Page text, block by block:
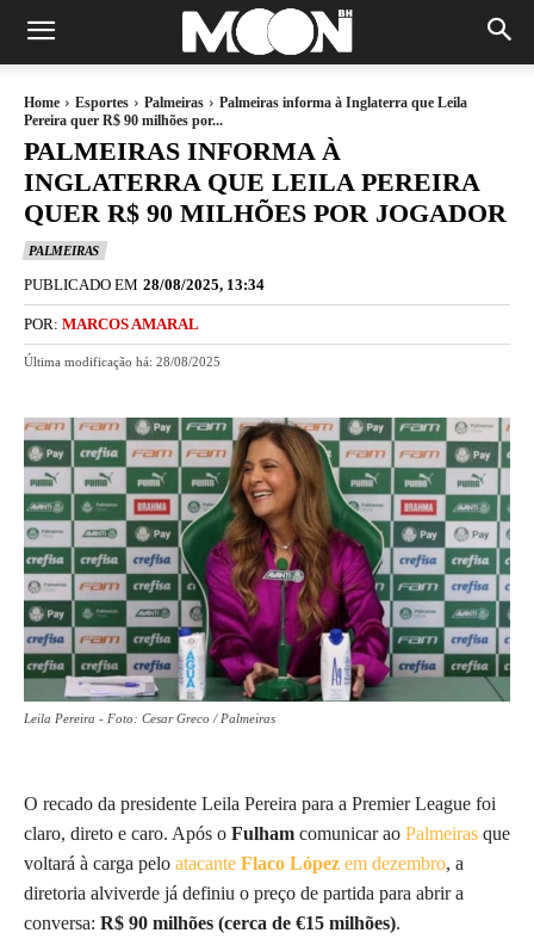
Home Esportes Palmeiras
Palmeiras informa à Inglaterra que Leila
Pereira quer R$ 90 milhões por...
PALMEIRAS INFORMA À
INGLATERRA QUE LEILA PEREIRA
QUER R$ 90 MILHÕES POR JOGADOR
PALMEIRAS
PUBLICADO EM 28/08/2025, 13:34
POR: MARCOS AMARAL
Última modificação há: 28/08/2025
Leila Pereira - Foto: Cesar Greco / Palmeiras
O recado da presidente Leila Pereira para a Premier League foi
claro, direto e caro. Após o Fulham comunicar ao Palmeiras que
voltará à carga pelo atacante Flaco López em dezembro, a
diretoria alviverde já definiu o preço de partida para abrir a
conversa: R$ 90 milhões (cerca de €15 milhões).